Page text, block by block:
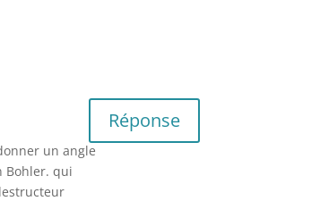
un angle
Bohler. qui
Réponse